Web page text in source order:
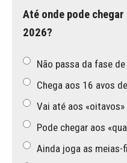
Até onde pode
2026?
Não passa da fase
Chega aos 16 avos
Vai até aos «oitavos»
Pode chegar aos
Ainda joga as meias-